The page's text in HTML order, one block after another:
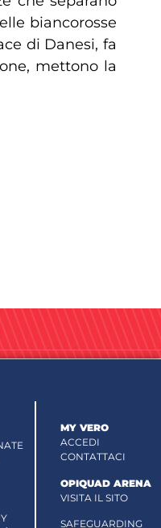
biancorosse
di Danesi, fa
mettono la
MY VERO
ACCEDI
CONTATTACI
OPIQUAD ARENA
VISITA IL SITO
SAFEGUARDING